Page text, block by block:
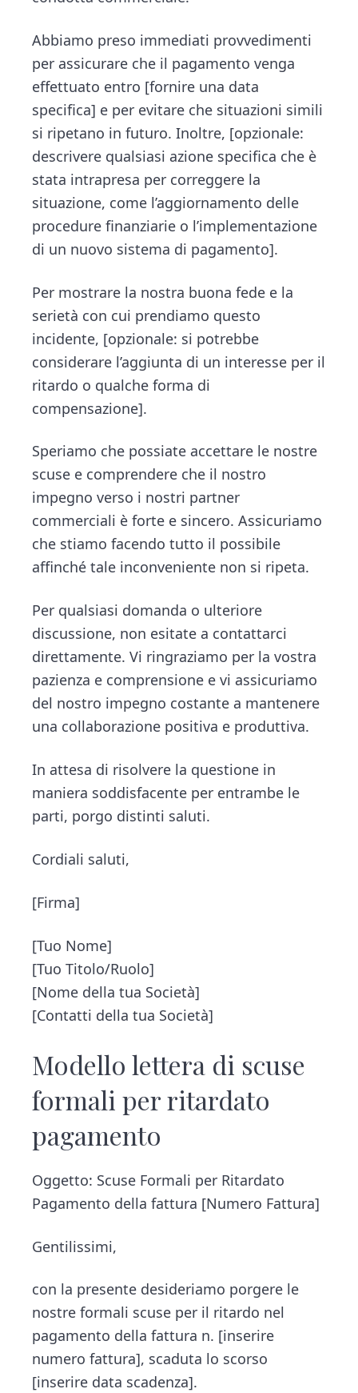
Abbiamo preso immediati provvedimenti
per assicurare che il pagamento venga
effettuato entro [fornire una data
specifica] e per evitare che situazioni simili
si ripetano in futuro. Inoltre, [opzionale:
descrivere qualsiasi azione specifica che è
stata intrapresa per correggere la
situazione, come l’aggiornamento delle
procedure finanziarie o l’implementazione
di un nuovo sistema di pagamento].
Per mostrare la nostra buona fede e la
serietà con cui prendiamo questo
incidente, [opzionale: si potrebbe
considerare l’aggiunta di un interesse per il
ritardo o qualche forma di
compensazione].
Speriamo che possiate accettare le nostre
scuse e comprendere che il nostro
impegno verso i nostri partner
commerciali è forte e sincero. Assicuriamo
che stiamo facendo tutto il possibile
affinché tale inconveniente non si ripeta.
Per qualsiasi domanda o ulteriore
discussione, non esitate a contattarci
direttamente. Vi ringraziamo per la vostra
pazienza e comprensione e vi assicuriamo
del nostro impegno costante a mantenere
una collaborazione positiva e produttiva.
In attesa di risolvere la questione in
maniera soddisfacente per entrambe le
parti, porgo distinti saluti.
Cordiali saluti,
[Firma]
[Tuo Nome]
[Tuo Titolo/Ruolo]
[Nome della tua Società]
[Contatti della tua Società]
Modello lettera di scuse
formali per ritardato
pagamento
Oggetto: Scuse Formali per Ritardato
Pagamento della fattura [Numero Fattura]
Gentilissimi,
con la presente desideriamo porgere le
nostre formali scuse per il ritardo nel
pagamento della fattura n. [inserire
numero fattura], scaduta lo scorso
[inserire data scadenza].